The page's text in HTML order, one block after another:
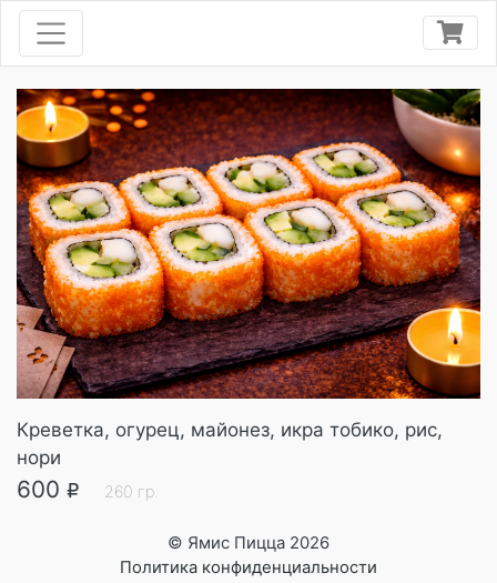
Креветка, огурец, майонез, икра тобико, рис,
нори
600 R 260 гр.
© Ямис Пицца 2026
Политика конфиденциальности